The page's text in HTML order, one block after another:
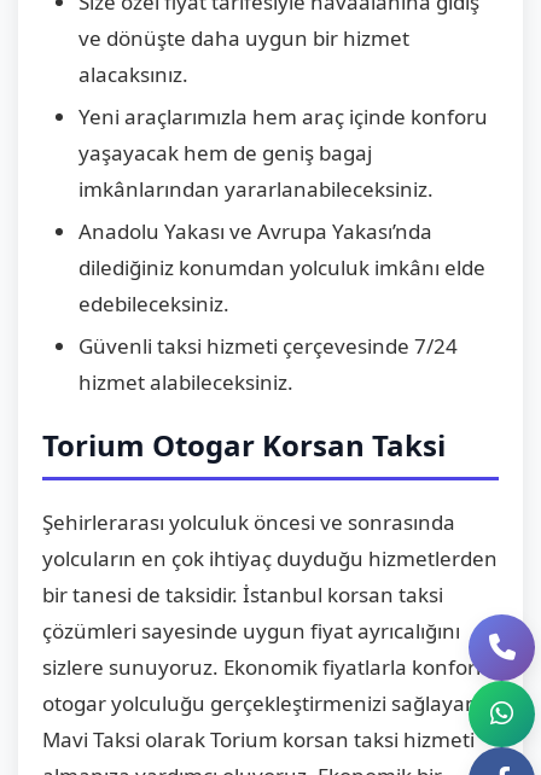
ve dönüşte daha uygun bir hizmet
alacaksınız.
Yeni araçlarımızla hem araç içinde konforu
yaşayacak hem de geniş bagaj
imkânlarından yararlanabileceksiniz.
Anadolu Yakası ve Avrupa Yakası’nda
dilediğiniz konumdan yolculuk imkânı elde
edebileceksiniz.
Güvenli taksi hizmeti çerçevesinde 7/24
hizmet alabileceksiniz.
Torium Otogar Korsan Taksi
Şehirlerarası yolculuk öncesi ve sonrasında
yolcuların en çok ihtiyaç duyduğu hizmetlerden
bir tanesi de taksidir. İstanbul korsan taksi
çözümleri sayesinde uygun fiyat ayrıcalığını
sizlere sunuyoruz. Ekonomik fiyatlarla konforlu
otogar yolculuğu gerçekleştirmenizi sağlayan
Mavi Taksi olarak Torium korsan taksi hizmeti